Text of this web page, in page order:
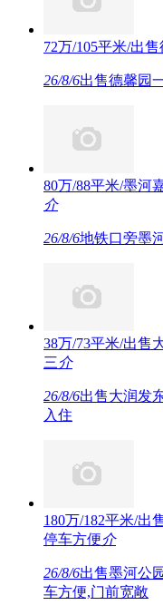
72万/105平米/出
26/8/6出售德馨园
80万/88平米/墨河
介
26/8/6地铁口旁墨
38万/73平米/出售
三介
26/8/6出售大润发
入住
180万/182平米/出
停车方便介
26/8/6出售墨河公
车方便,门前宽敞